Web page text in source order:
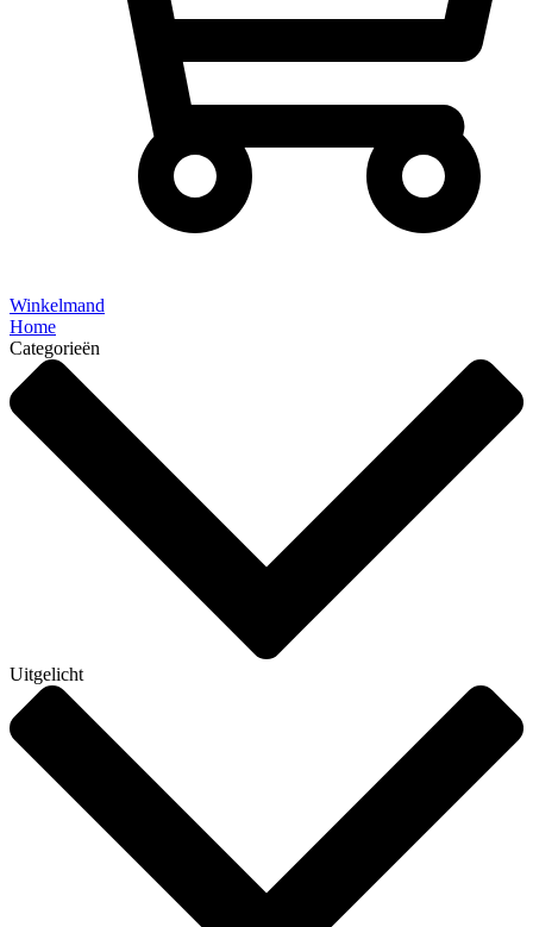
Winkelmand
Home
Categorieën
Uitgelicht